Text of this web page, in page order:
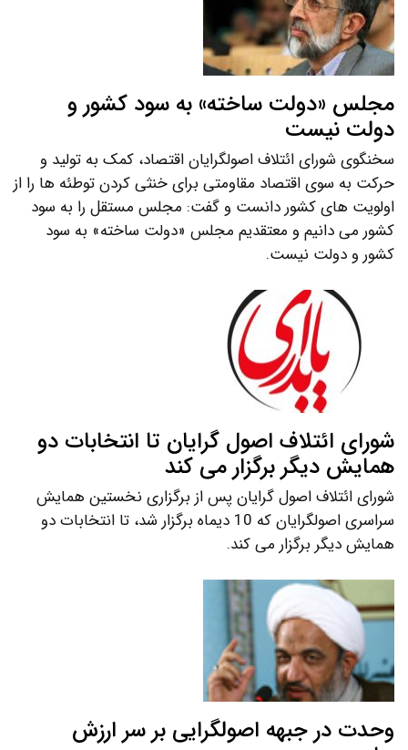
مجلس «دولت ساخته» به سود کشور و
دولت نیست
سخنگوی شورای ائتلاف اصولگرایان اقتصاد، کمک به تولید و
حرکت به سوی اقتصاد مقاومتی برای خنثی کردن توطئه ها را از
اولویت های کشور دانست و گفت: مجلس مستقل را به سود
کشور می دانیم و معتقدیم مجلس «دولت ساخته» به سود
کشور و دولت نیست.
شورای ائتلاف اصول گرایان تا انتخابات دو
همایش دیگر برگزار می کند
شورای ائتلاف اصول گرایان پس از برگزاری نخستین همایش
سراسری اصولگرایان که 10 دیماه برگزار شد، تا انتخابات دو
همایش دیگر برگزار می کند.
وحدت در جبهه اصولگرایی بر سر ارزش